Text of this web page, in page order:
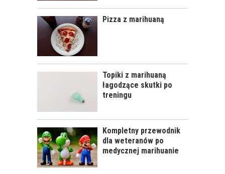
Pizza z marihuaną
Topiki z marihuaną
łagodzące skutki po
treningu
Kompletny przewodnik
dla weteranów po
medycznej marihuanie